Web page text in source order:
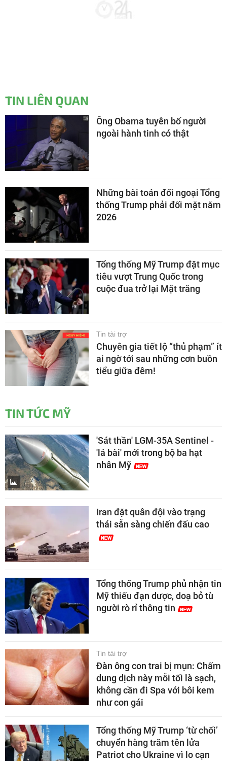
TIN LIÊN QUAN
Ông Obama tuyên bố người
ngoài hành tinh có thật
Những bài toán đối ngoại Tổng
thống Trump phải đối mặt năm
2026
Tổng thống Mỹ Trump đặt mục
tiêu vượt Trung Quốc trong
cuộc đua trở lại Mặt trăng
Tin tài trợ
Chuyên gia tiết lộ “thủ phạm” ít
ai ngờ tới sau những cơn buồn
tiểu giữa đêm!
TIN TỨC MỸ
'Sát thần' LGM-35A Sentinel -
'lá bài' mới trong bộ ba hạt
nhân Mỹ
Iran đặt quân đội vào trạng
thái sẵn sàng chiến đấu cao
Tổng thống Trump phủ nhận tin
Mỹ thiếu đạn dược, doạ bỏ tù
người rò rỉ thông tin
Tin tài trợ
Đàn ông con trai bị mụn: Chấm
dung dịch này mỗi tối là sạch,
không cần đi Spa với bôi kem
như con gái
Tổng thống Mỹ Trump ‘từ chối’
chuyển hàng trăm tên lửa
Patriot cho Ukraine vì lo cạn